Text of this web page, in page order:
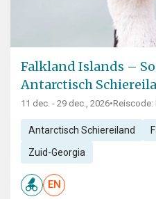
Falkland Islands –
Antarctisch
11 dec. - 29 dec., 2026•Reiscode:
Antarctisch Schiereiland
Zuid-Georgia
EN